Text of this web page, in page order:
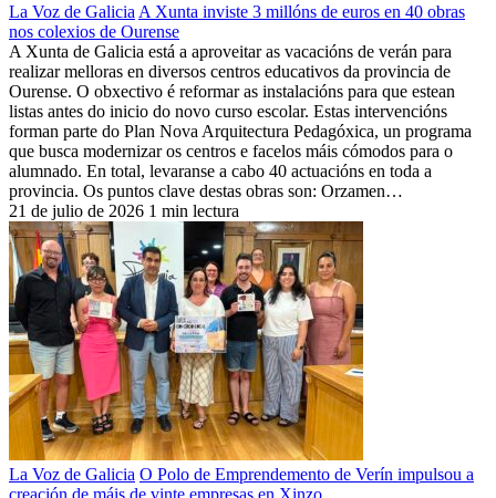
La Voz de Galicia A Xunta inviste 3 millóns de euros en 40 obras
nos colexios de Ourense
A Xunta de Galicia está a aproveitar as vacacións de verán para
realizar melloras en diversos centros educativos da provincia de
Ourense. O obxectivo é reformar as instalacións para que estean
listas antes do inicio do novo curso escolar. Estas intervencións
forman parte do Plan Nova Arquitectura Pedagóxica, un programa
que busca modernizar os centros e facelos máis cómodos para o
alumnado. En total, levaranse a cabo 40 actuacións en toda a
provincia. Os puntos clave destas obras son: Orzamen…
21 de julio de 2026 1 min lectura
La Voz de Galicia O Polo de Emprendemento de Verín impulsou a
creación de máis de vinte empresas en Xinzo